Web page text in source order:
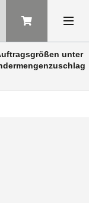
unter